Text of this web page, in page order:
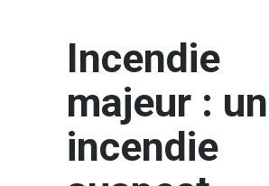
Incendie
majeur : un
incendie